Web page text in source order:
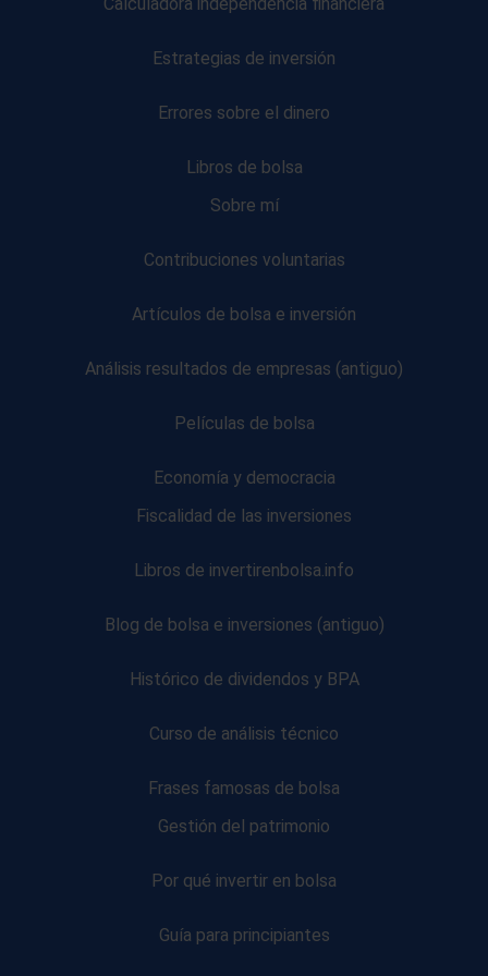
Estrategias de inversión
Errores sobre el dinero
Libros de bolsa
Sobre mí
Contribuciones voluntarias
Artículos de bolsa e inversión
Análisis resultados de empresas (antiguo)
Películas de bolsa
Economía y democracia
Fiscalidad de las inversiones
Libros de invertirenbolsa.info
Blog de bolsa e inversiones (antiguo)
Histórico de dividendos y BPA
Curso de análisis técnico
Frases famosas de bolsa
Gestión del patrimonio
Por qué invertir en bolsa
Guía para principiantes